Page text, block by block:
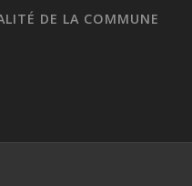
DE LA COMMUNE